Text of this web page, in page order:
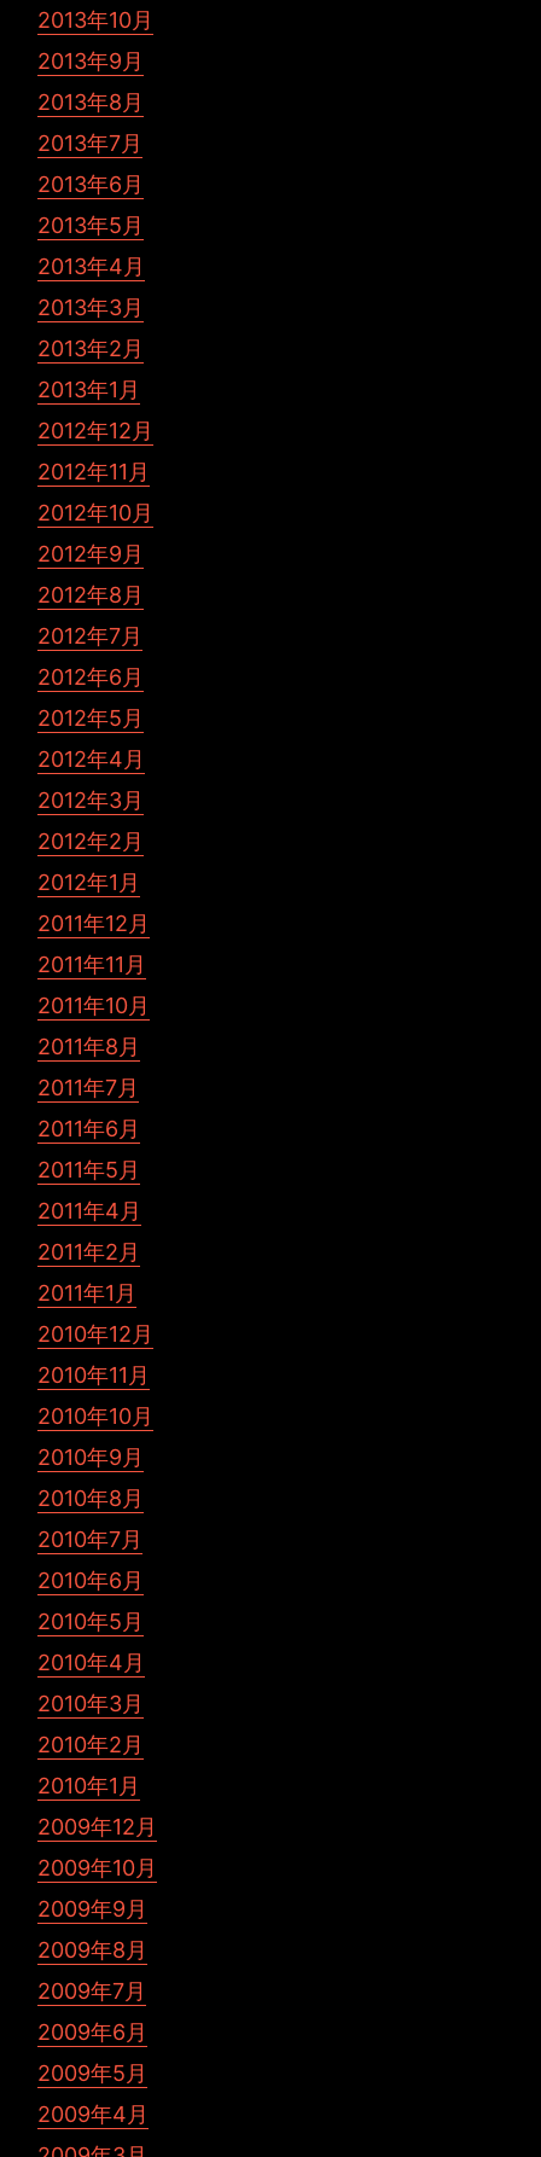
2013年10月
2013年9月
2013年8月
2013年7月
2013年6月
2013年5月
2013年4月
2013年3月
2013年2月
2013年1月
2012年12月
2012年11月
2012年10月
2012年9月
2012年8月
2012年7月
2012年6月
2012年5月
2012年4月
2012年3月
2012年2月
2012年1月
2011年12月
2011年11月
2011年10月
2011年8月
2011年7月
2011年6月
2011年5月
2011年4月
2011年2月
2011年1月
2010年12月
2010年11月
2010年10月
2010年9月
2010年8月
2010年7月
2010年6月
2010年5月
2010年4月
2010年3月
2010年2月
2010年1月
2009年12月
2009年10月
2009年9月
2009年8月
2009年7月
2009年6月
2009年5月
2009年4月